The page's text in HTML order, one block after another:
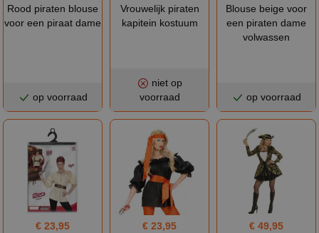
Rood piraten blouse
voor een piraat dame
op voorraad
Vrouwelijk piraten
kapitein kostuum
niet op
voorraad
Blouse beige voor
een piraten dame
volwassen
op voorraad
€ 23,95
€ 23,95
€ 49,95